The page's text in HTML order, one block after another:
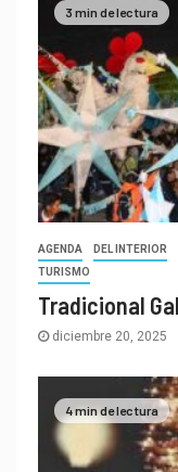
3 min de lectura
AGENDA DEL INTERIOR
TURISMO
Tradicional
diciembre 20, 2025
4 min de lectura